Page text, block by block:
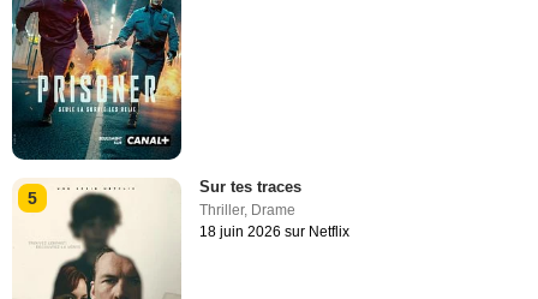
5
Sur tes traces
Thriller, Drame
18 juin 2026 sur Netflix